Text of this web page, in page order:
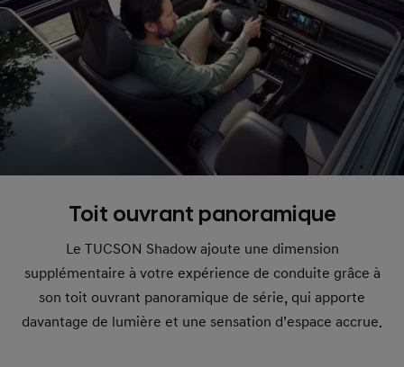
Toit ouvrant panoramique
Le TUCSON Shadow ajoute une dimension
supplémentaire à votre expérience de conduite grâce à
son toit ouvrant panoramique de série, qui apporte
davantage de lumière et une sensation d’espace accrue.